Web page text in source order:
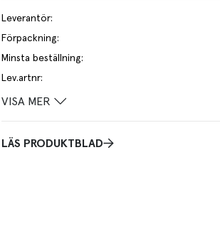
Leverantör:
Förpackning:
Minsta beställning:
Lev.artnr:
VISA MER
LÄS PRODUKTBLAD